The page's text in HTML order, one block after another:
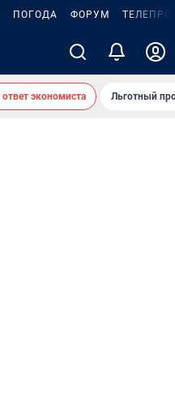
ПОГОДА ФОРУМ
экономиста Льготный